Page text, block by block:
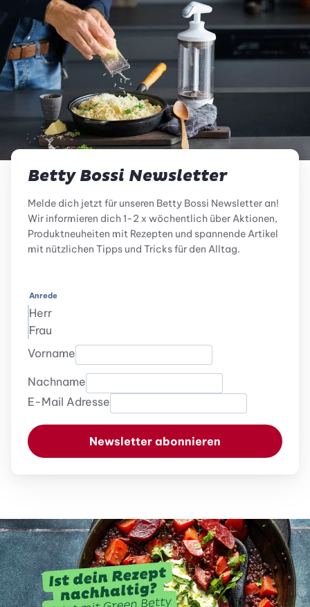
Betty Bossi Newsletter
Melde dich jetzt für unseren Betty Bossi Newsletter an!
Wir informieren dich 1-2 x wöchentlich über Aktionen,
Produktneuheiten mit Rezepten und spannende Artikel
mit nützlichen Tipps und Tricks für den Alltag.
Anrede
Herr
Frau
Vorname
Nachname
E-Mail Adresse
Newsletter abonnieren